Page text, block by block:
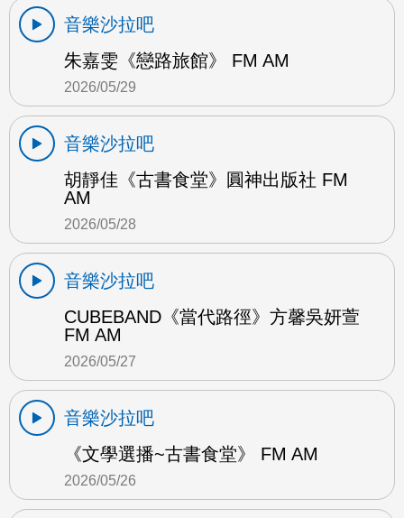
音樂沙拉吧
朱嘉雯《戀路旅館》 FM AM
2026/05/29
音樂沙拉吧
胡靜佳《古書食堂》圓神出版社 FM
AM
2026/05/28
音樂沙拉吧
CUBEBAND《當代路徑》方馨吳妍萱
FM AM
2026/05/27
音樂沙拉吧
《文學選播~古書食堂》 FM AM
2026/05/26